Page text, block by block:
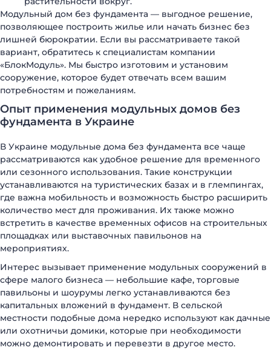
ДОМА МОДУЛЬНЫЕ
ДАЧНЫЕ ДОМИКИ
МОДУЛЬНЫЕ ОФИСЫ
САНИТАРНЫЕ БЛОКИ
ТОРГОВЫЕ ПАВИЛЬОНЫ
КИОСКИ и ЛАРЬКИ
ОБЩЕЖИТИЯ
МОДУЛЬНЫЕ ЗДАНИЯ
МОДУЛЬНЫЕ ГОСТИНИЦЫ
БЫТОВКИ
СТОЛОВЫЕ
МОДУЛЬНЫЕ ЦЕХА
КАЗАРМЫ
ГОРОДКИ
ГЛЭМПИНГ
Модульный дом без фундамента — выгодное решение,
позволяющее построить жилье или начать бизнес без
лишней бюрократии. Если вы рассматриваете такой
вариант, обратитесь к специалистам компании
«БлокМодуль». Мы быстро изготовим и установим
сооружение, которое будет отвечать всем вашим
потребностям и пожеланиям.
Опыт применения модульных домов без
фундамента в Украине
В Украине модульные дома без фундамента все чаще
рассматриваются как удобное решение для временного
или сезонного использования. Такие конструкции
устанавливаются на туристических базах и в глемпингах,
где важна мобильность и возможность быстро расширить
количество мест для проживания. Их также можно
встретить в качестве временных офисов на строительных
площадках или выставочных павильонов на
мероприятиях.
Интерес вызывает применение модульных сооружений в
сфере малого бизнеса — небольшие кафе, торговые
павильоны и шоурумы легко устанавливаются без
капитальных вложений в фундамент. В сельской
местности подобные дома нередко используют как дачные
или охотничьи домики, которые при необходимости
можно демонтировать и перевезти в другое место.